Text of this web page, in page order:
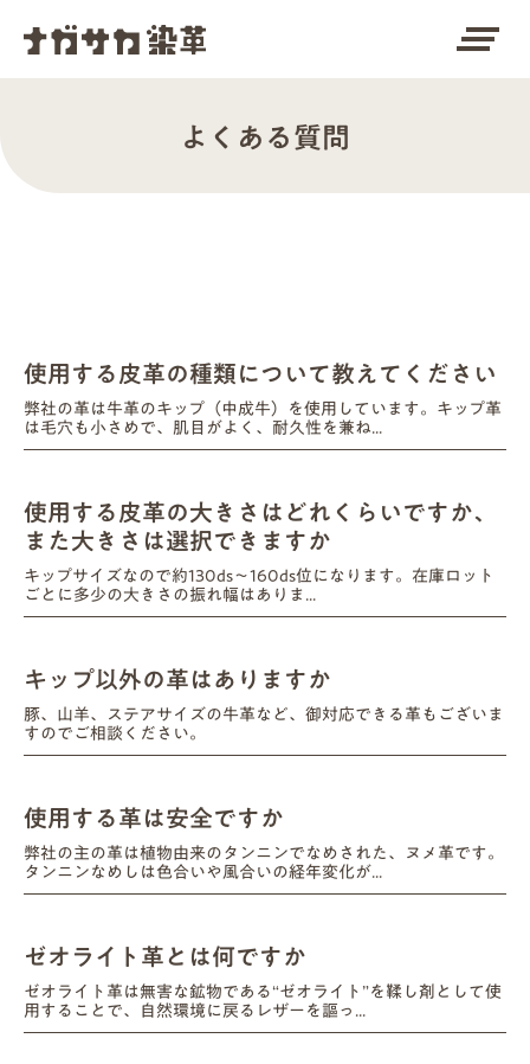
よくある質問
使用する皮革の種類について教えてください
弊社の革は牛革のキップ（中成牛）を使用しています。キップ革
は毛穴も小さめで、肌目がよく、耐久性を兼ね...
使用する皮革の大きさはどれくらいですか、
また大きさは選択できますか
キップサイズなので約130ds～160ds位になります。在庫ロット
ごとに多少の大きさの振れ幅はありま...
キップ以外の革はありますか
豚、山羊、ステアサイズの牛革など、御対応できる革もございま
すのでご相談ください。
使用する革は安全ですか
弊社の主の革は植物由来のタンニンでなめされた、ヌメ革です。
タンニンなめしは色合いや風合いの経年変化が...
ゼオライト革とは何ですか
ゼオライト革は無害な鉱物である“ゼオライト”を鞣し剤として使
用することで、自然環境に戻るレザーを謳っ...
clear_all